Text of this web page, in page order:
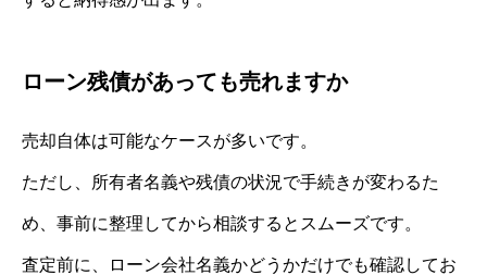
ローン残債があっても売れますか
売却自体は可能なケースが多いです。
ただし、所有者名義や残債の状況で手続きが変わるた
め、事前に整理してから相談するとスムーズです。
査定前に、ローン会社名義かどうかだけでも確認してお